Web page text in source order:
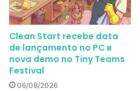
Clean Start recebe data
de lançamento no PC e
nova demo no Tiny Teams
Festival
06/08/2026